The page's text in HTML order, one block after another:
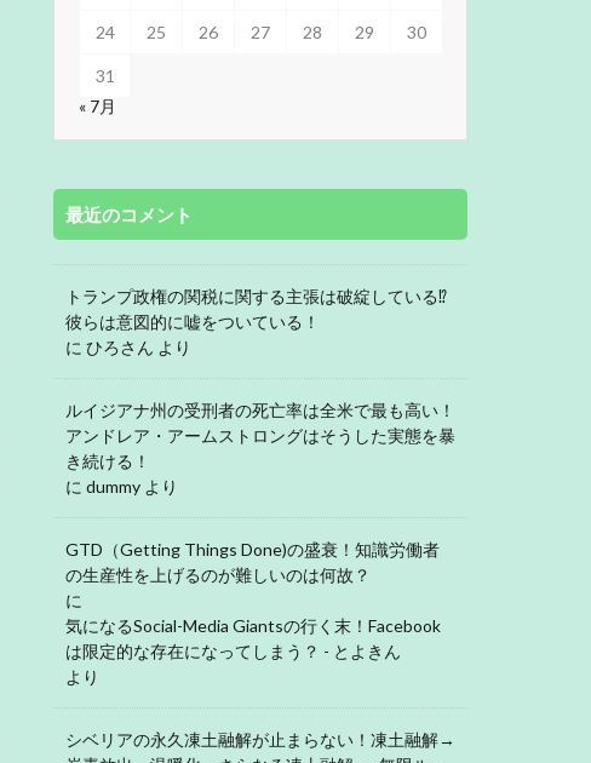
24 25 26 27 28 29 30
31
« 7月
最近のコメント
トランプ政権の関税に関する主張は破綻している⁉
彼らは意図的に嘘をついている！
に ひろさん より
ルイジアナ州の受刑者の死亡率は全米で最も高い！
アンドレア・アームストロングはそうした実態を暴
き続ける！
に dummy より
GTD（Getting Things Done)の盛衰！知識労働者
の生産性を上げるのが難しいのは何故？
に
気になるSocial-Media Giantsの行く末！Facebook
は限定的な存在になってしまう？ - とよきん
より
シベリアの永久凍土融解が止まらない！凍土融解→